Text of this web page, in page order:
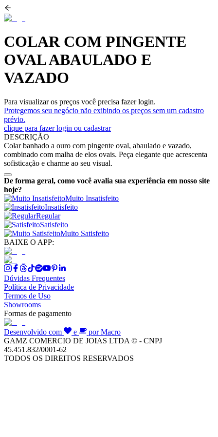
COLAR COM PINGENTE
OVAL ABAULADO E
VAZADO
Para visualizar os preços você precisa fazer login.
Protegemos seu negócio não exibindo os preços sem um cadastro
prévio.
clique para fazer login ou cadastrar
DESCRIÇÃO
Colar banhado a ouro com pingente oval, abaulado e vazado,
combinado com malha de elos ovais. Peça elegante que acrescenta
sofisticação e charme ao seu visual.
De forma geral, como você avalia sua experiência em nosso site
hoje?
Muito Insatisfeito
Insatisfeito
Regular
Satisfeito
Muito Satisfeito
BAIXE O APP:
Dúvidas Frequentes
Política de Privacidade
Termos de Uso
Showrooms
Formas de pagamento
Desenvolvido com e
por Macro
GAMZ COMERCIO DE JOIAS LTDA © - CNPJ
45.451.832/0001-62
TODOS OS DIREITOS RESERVADOS